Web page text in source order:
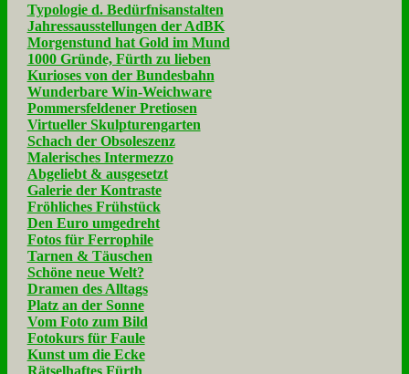
Typologie d. Bedürfnisanstalten
Jahressausstellungen der AdBK
Morgenstund hat Gold im Mund
1000 Gründe, Fürth zu lieben
Kurioses von der Bundesbahn
Wunderbare Win-Weichware
Pommersfeldener Pretiosen
Virtueller Skulpturengarten
Schach der Obsoleszenz
Malerisches Intermezzo
Abgeliebt & ausgesetzt
Galerie der Kontraste
Fröhliches Frühstück
Den Euro umgedreht
Fotos für Ferrophile
Tarnen & Täuschen
Schöne neue Welt?
Dramen des Alltags
Platz an der Sonne
Vom Foto zum Bild
Fotokurs für Faule
Kunst um die Ecke
Rätselhaftes Fürth